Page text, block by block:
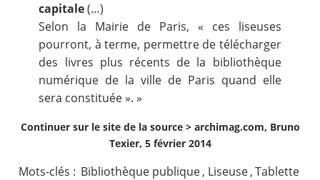
capitale(…)
Selon la Mairie de Paris, « ces liseuses
pourront, à terme, permettre de télécharger
des livres plus récents de la bibliothèque
numérique de la ville de Paris quand elle
sera constituée ». »
Continuer sur le site de la source > archimag.com, Bruno
Texier, 5 février 2014
Mots-clés : Bibliothèque publique, Liseuse ,Tablette